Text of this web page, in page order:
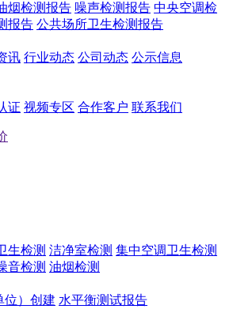
烟检测报告 噪声检测报告 中央空调检
报告 公共场所卫生检测报告
讯 行业动态 公司动态 公示信息
证 视频专区 合作客户 联系我们
生检测 洁净室检测 集中空调卫生检测
音检测 油烟检测
位）创建 水平衡测试报告